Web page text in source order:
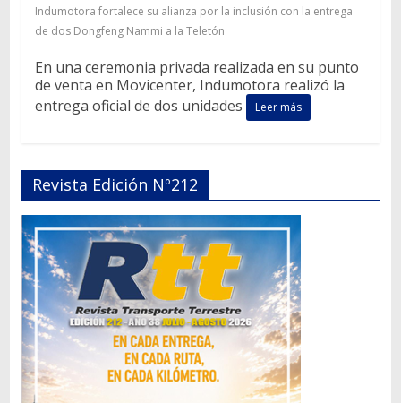
Indumotora fortalece su alianza por la inclusión con la entrega
de dos Dongfeng Nammi a la Teletón
En una ceremonia privada realizada en su punto
de venta en Movicenter, Indumotora realizó la
entrega oficial de dos unidades
Leer más
Revista Edición Nº212